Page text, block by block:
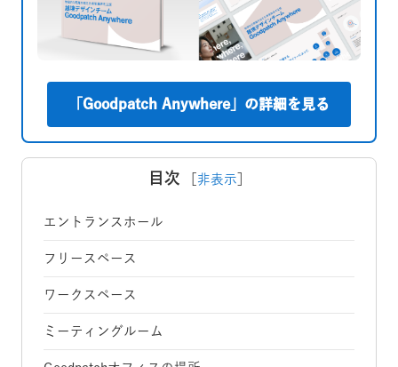
「Goodpatch Anywhere」の詳細を見る
目次 非表示
エントランスホール
フリースペース
ワークスペース
ミーティングルーム